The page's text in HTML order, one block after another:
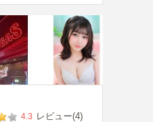
4.3 レビュー(4)